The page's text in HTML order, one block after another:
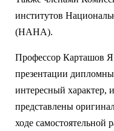
институтов
(НАНА).
Профессор Карташов
презентации
интересный характер,
представлены
ходе самостоятельной